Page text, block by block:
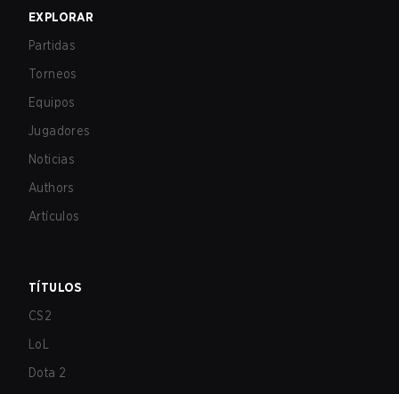
EXPLORAR
Partidas
Torneos
Equipos
Jugadores
Noticias
Authors
Artículos
TÍTULOS
CS2
LoL
Dota 2